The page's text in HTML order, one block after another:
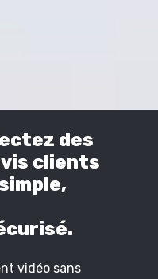
des
clients
vidéo sans